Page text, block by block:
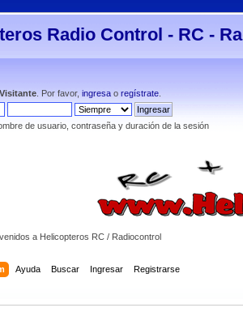
Radio Control - RC -
Visitante . Por favor, ingresa o regístrate
de usuario, contraseña y duración de la sesión
a Helicopteros RC / Radiocontrol
Ayuda Buscar Ingresar Registrarse